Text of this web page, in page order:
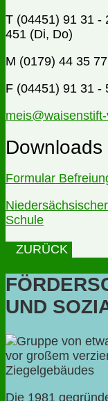
T (04451) 91 31 -
451 (Di, Do)
M (0179) 44 35
F (04451) 91 31 -
Downloads
Formular
Schule
ZURÜCK
UND
Die 1981